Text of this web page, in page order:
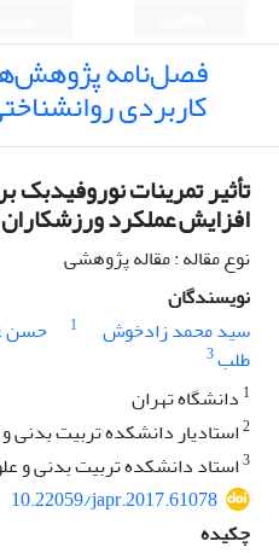
فصل‌نامه
کاربردی
تأثیر تمرینات
افزایش عملکرد ورزشکاران
نوع مقاله : مقاله پژوهشی
نویسندگان
سید محمد زادخوش
1 حسن
طلب3
1 دانشگاه تهران
2استادیار دانشکده تربیت بدنی
3استاد دانشکده تربیت بدنی و
10.22059/japr.2017.61078
چکیده